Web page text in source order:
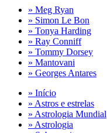
» Meg Ryan
» Simon Le Bon
» Tonya Harding
» Ray Conniff
» Tommy Dorsey
» Mantovani
» Georges Antares
» Início
» Astros e estrelas
» Astrologia Mundial
» Astrologia